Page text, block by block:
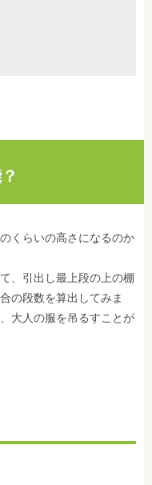
くらいの高さになるのか
、引出し最上段の上の棚
の段数を算出してみま
大人の服を吊るすことが